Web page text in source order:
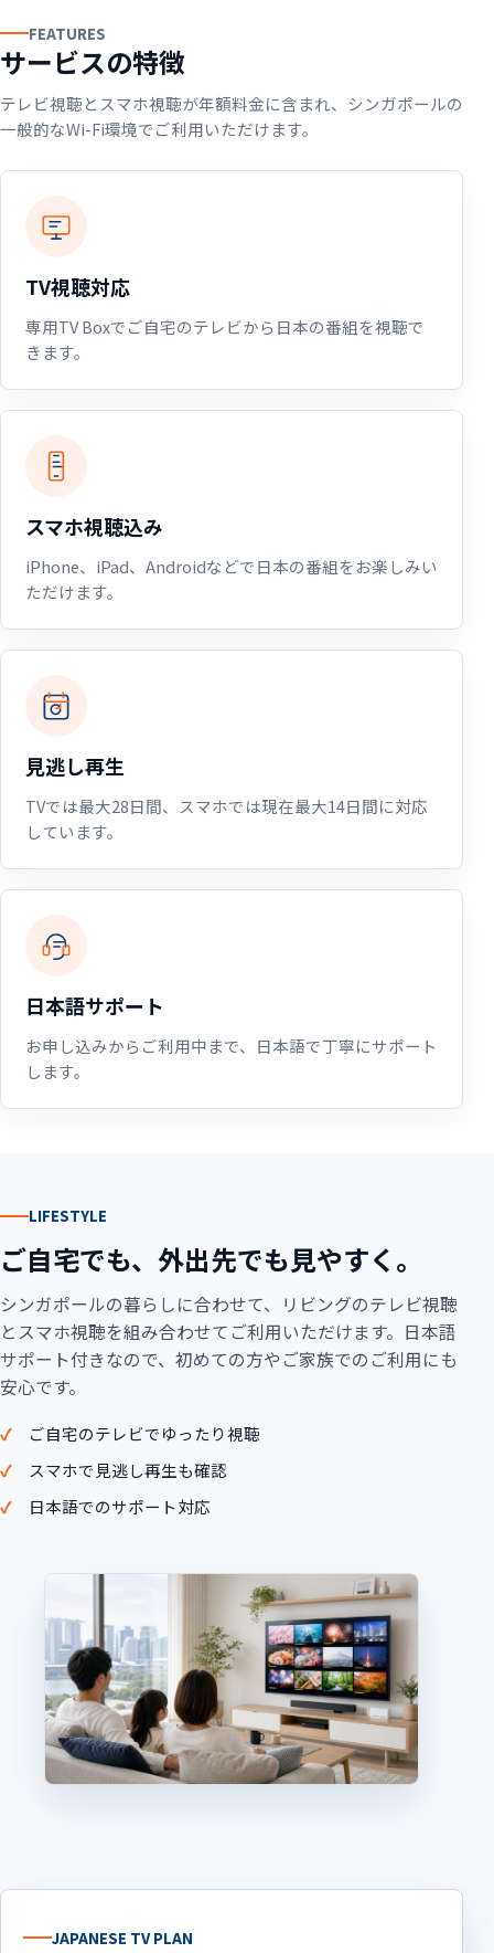
機材セットはSingPostにて発送いたします。ご自宅のWi-
Fiに接続して、日本の番組や見逃し再生をご確認いただけ
ます。
日本語で設定・利用開始をサポート
流れを確認する
日本テレビプランとは別サービスとして、日本の動画サイ
トや配信サービスを海外から利用したい方向けにご相談い
ただけます。
年間 US$96 目安
選択制オプション
注意事項を確認
FEATURES
サービスの特徴
テレビ視聴とスマホ視聴が年額料金に含まれ、シンガポールの
一般的なWi-Fi環境でご利用いただけます。
TV視聴対応
専用TV Boxでご自宅のテレビから日本の番組を視聴で
きます。
スマホ視聴込み
iPhone、iPad、Androidなどで日本の番組をお楽しみい
ただけます。
見逃し再生
TVでは最大28日間、スマホでは現在最大14日間に対応
しています。
日本語サポート
お申し込みからご利用中まで、日本語で丁寧にサポート
します。
LIFESTYLE
ご自宅でも、外出先でも見やすく。
シンガポールの暮らしに合わせて、リビングのテレビ視聴
とスマホ視聴を組み合わせてご利用いただけます。日本語
サポート付きなので、初めての方やご家族でのご利用にも
安心です。
ご自宅のテレビでゆったり視聴
スマホで見逃し再生も確認
日本語でのサポート対応
JAPANESE TV PLAN